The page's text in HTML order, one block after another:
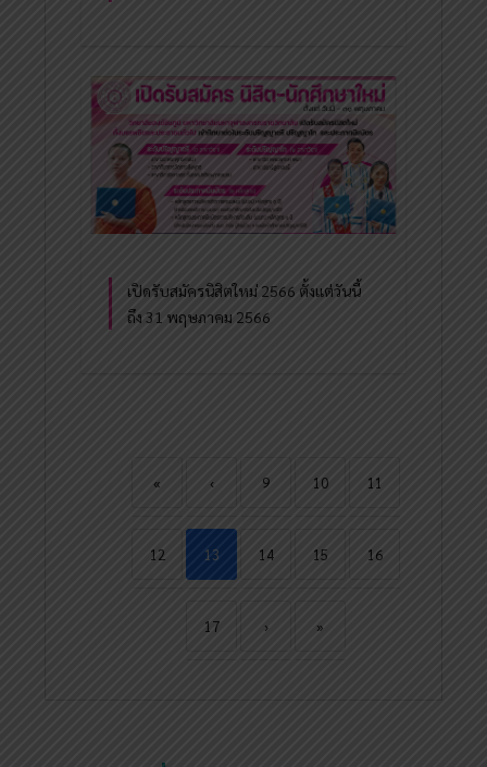
เปิดรับสมัครนิสิตใหม่ 2566 ตั้งแต่วันนี้
ถึง 31 พฤษภาคม 2566
« ‹ 9 10 11
12 13 14 15 16
17 › »